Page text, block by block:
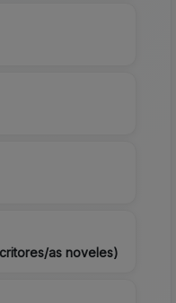
as noveles)